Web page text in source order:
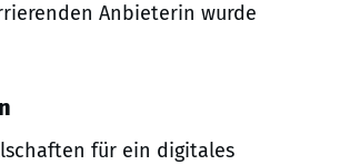
Anbieterin wurde
für ein digitales